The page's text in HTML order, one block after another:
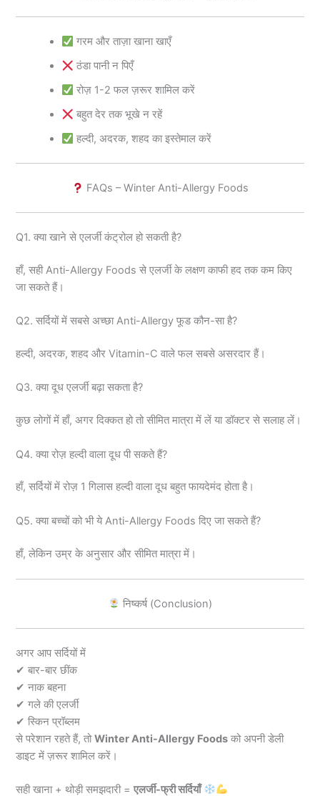
गरम और ताज़ा खाना खाएँ
ठंडा पानी न पिएँ
रोज़ 1-2 फल ज़रूर शामिल करें
बहुत देर तक भूखे न रहें
हल्दी, अदरक, शहद का इस्तेमाल करें
FAQs – Winter Anti-Allergy Foods
Q1. क्या खाने से एलर्जी कंट्रोल हो सकती है?
हाँ, सही Anti-Allergy Foods से एलर्जी के लक्षण काफी हद तक कम किए
जा सकते हैं।
Q2. सर्दियों में सबसे अच्छा Anti-Allergy फूड कौन-सा है?
हल्दी, अदरक, शहद और Vitamin-C वाले फल सबसे असरदार हैं।
Q3. क्या दूध एलर्जी बढ़ा सकता है?
कुछ लोगों में हाँ, अगर दिक्कत हो तो सीमित मात्रा में लें या डॉक्टर से सलाह लें।
Q4. क्या रोज़ हल्दी वाला दूध पी सकते हैं?
हाँ, सर्दियों में रोज़ 1 गिलास हल्दी वाला दूध बहुत फायदेमंद होता है।
Q5. क्या बच्चों को भी ये Anti-Allergy Foods दिए जा सकते हैं?
हाँ, लेकिन उम्र के अनुसार और सीमित मात्रा में।
निष्कर्ष (Conclusion)
अगर आप सर्दियों में
✔ बार-बार छींक
✔ नाक बहना
✔ गले की एलर्जी
✔ स्किन प्रॉब्लम
से परेशान रहते हैं, तोWinter Anti-Allergy Foods को अपनी डेली
डाइट में ज़रूर शामिल करें।
सही खाना + थोड़ी समझदारी =एलर्जी-फ्री सर्दियाँ